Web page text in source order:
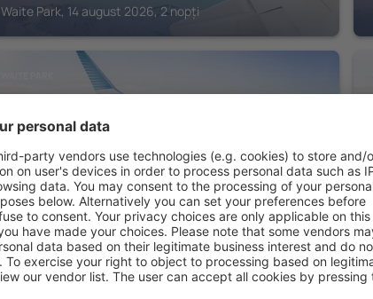
Waite Park, 14 august 2026, 2 nopți
AmericInn by Wyndham St. Cloud MN
Shopping Area
Waite Park, 14 august 2026, 2 nopți